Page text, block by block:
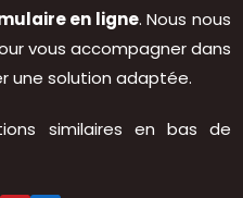
en ligne. Nous nous
vous accompagner dans
une solution adaptée.
similaires en bas de